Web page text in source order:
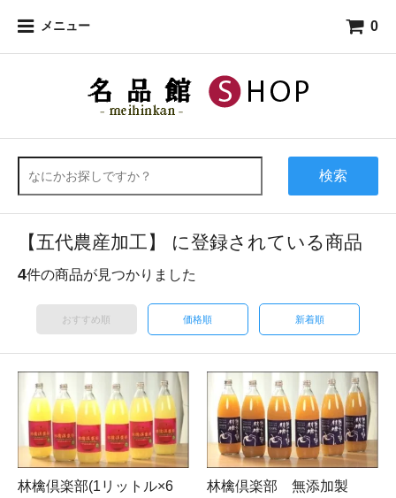
メニュー 0
検索
【五代農産加工】 に登録されている商品
4件の商品が見つかりました
おすすめ順 価格順 新着順
林檎倶楽部(1リットル×6
林檎倶楽部 無添加製